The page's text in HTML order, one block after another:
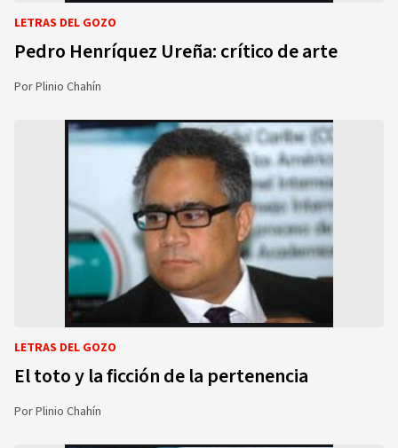
LETRAS DEL GOZO
Pedro Henríquez Ureña: crítico de arte
PorPlinio Chahín
LETRAS DEL GOZO
El toto y la ficción de la pertenencia
PorPlinio Chahín